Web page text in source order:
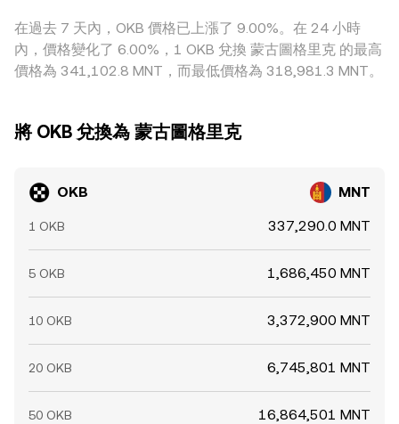
短時間內仍可能保持可觀察的差異。
在過去 7 天內，OKB 價格已上漲了 9.00%。在 24 小時
內，價格變化了 6.00%，1 OKB 兌換 蒙古圖格里克 的最高
價格為 341,102.8 MNT，而最低價格為 318,981.3 MNT。
將 OKB 兌換為 蒙古圖格里克
OKB MNT
1 OKB 337,290.0 MNT
5 OKB 1,686,450 MNT
10 OKB 3,372,900 MNT
20 OKB 6,745,801 MNT
50 OKB 16,864,501 MNT